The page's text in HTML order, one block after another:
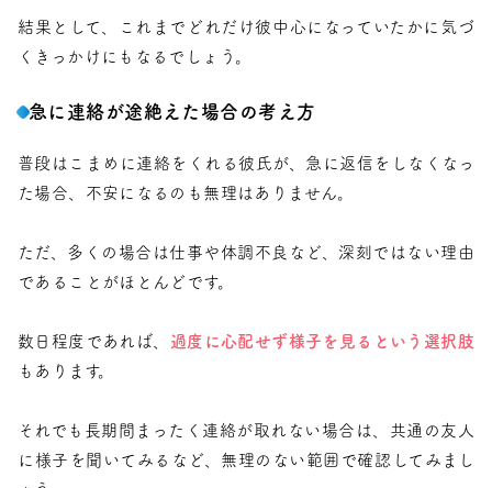
結果として、これまでどれだけ彼中心になっていたかに気づ
くきっかけにもなるでしょう。
急に連絡が途絶えた場合の考え方
普段はこまめに連絡をくれる彼氏が、急に返信をしなくなっ
た場合、不安になるのも無理はありません。
ただ、多くの場合は仕事や体調不良など、深刻ではない理由
であることがほとんどです。
数日程度であれば、 過度に心配せず様子を見るという選択肢
もあります。
それでも長期間まったく連絡が取れない場合は、共通の友人
に様子を聞いてみるなど、無理のない範囲で確認してみまし